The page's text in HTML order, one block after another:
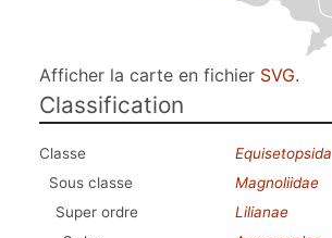
Afficher la carte en fichier SVG.
Classification
Classe
Equisetopsida
Sous classe
Magnoliidae
Super ordre
Lilianae